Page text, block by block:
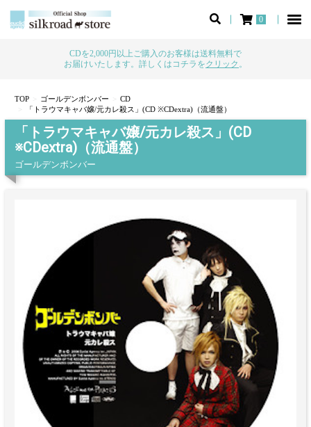
0
CDを2,000円以上ご購入のお客様は送料無料で
お届けいたします。詳しくはコチラをクリック 。
TOP ゴールデンボンバー
CD
「トラウマキャバ嬢/元カレ殺ス」(CD ※CDextra)（流通盤）
「トラウマキャバ嬢/元カレ殺ス」(CD
※CDextra)（流通盤）
ゴールデンボンバー